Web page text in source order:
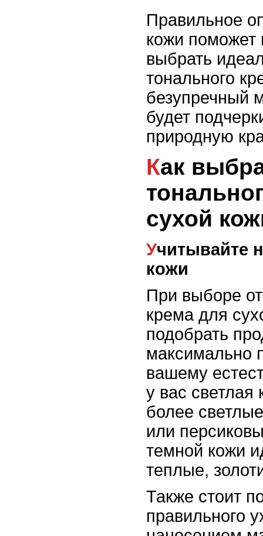
Правильное
кожи поможет
выбрать
тонального
безупречный
будет
природную
Как выбрать оттенок
сухой
Учитывайте натуральный тон
кожи
При выборе
крема для
подобрать
максимально
вашему
у вас светлая
более
или
темной кожи
теплые,
Также стоит
правильного